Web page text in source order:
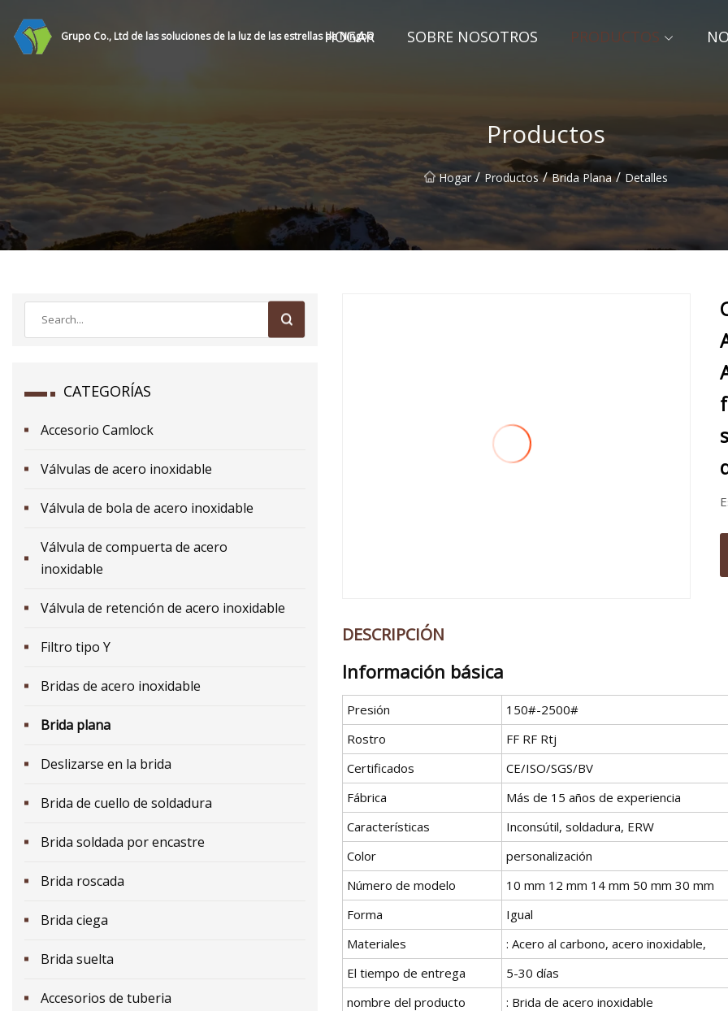
Grupo Co., Ltd de las soluciones de la luz de las estrellas de Ningbo
HOGAR SOBRE NOSOTROS PRODUCTOS
Productos
Hogar / Productos / Brida Plana / Detalles
CATEGORÍAS
Accesorio Camlock
Válvulas de acero inoxidable
Válvula de bola de acero inoxidable
Válvula de compuerta de acero
inoxidable
Válvula de retención de acero inoxidable
Filtro tipo Y
Bridas de acero inoxidable
Brida plana
Deslizarse en la brida
Brida de cuello de soldadura
Brida soldada por encastre
Brida roscada
Brida ciega
Brida suelta
Accesorios de tuberia
DESCRIPCIÓN
Información básica
Presión
150#-2500#
Rostro
FF RF Rtj
Certificados
CE/ISO/SGS/BV
Fábrica
Más de 15 años de experiencia
Características
Inconsútil, soldadura, ERW
Color
personalización
Número de modelo
10 mm 12 mm 14 mm 50 mm 30 mm
Forma
Igual
Materiales
: Acero al carbono, acero inoxidable,
El tiempo de entrega
5-30 días
nombre del producto
: Brida de acero inoxidable